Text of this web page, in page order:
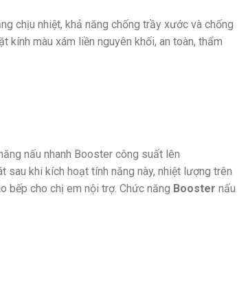
chịu nhiệt, khả năng chống trầy xước và chống
màu xám liền nguyên khối, an toàn, thẩm
nấu nhanh Booster công suất lên
sau khi kích hoạt tính năng này, nhiệt lượng trên
bếp cho chị em nội trợ. Chức năng Booster nấu